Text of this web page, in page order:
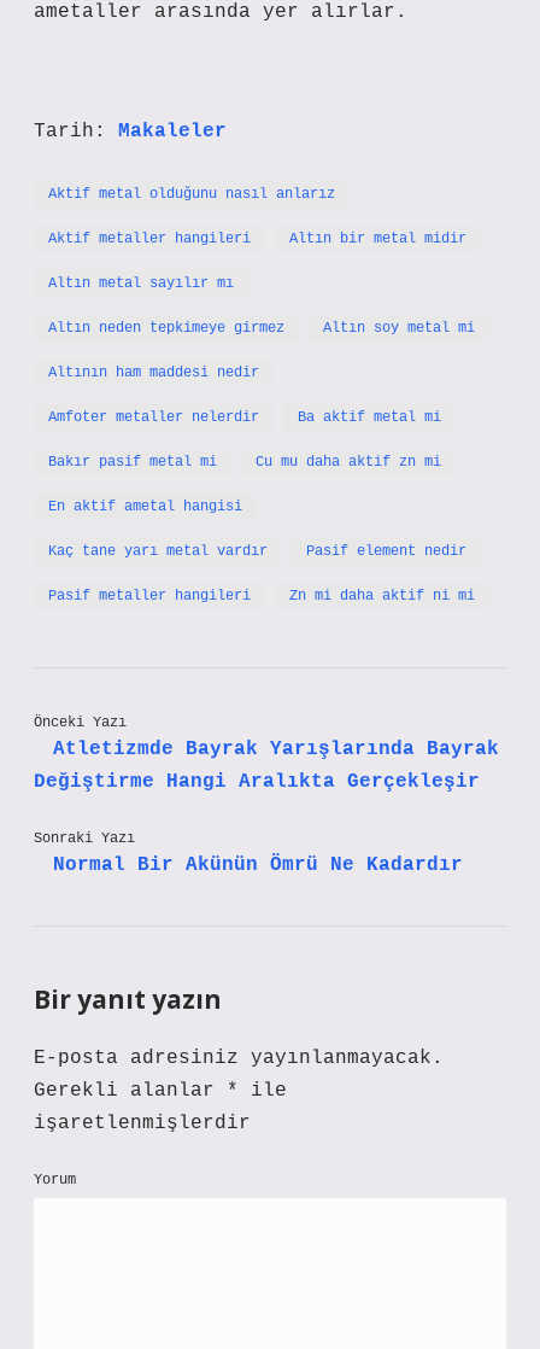
ametaller arasında yer alırlar.
Tarih: Makaleler
Aktif metal olduğunu nasıl anlarız
Aktif metaller hangileri Altın bir metal midir
Altın metal sayılır mı
Altın neden tepkimeye girmez Altın soy metal mi
Altının ham maddesi nedir
Amfoter metaller nelerdir Ba aktif metal mi
Bakır pasif metal mi Cu mu daha aktif zn mi
En aktif ametal hangisi
Kaç tane yarı metal vardır Pasif element nedir
Pasif metaller hangileri Zn mi daha aktif ni mi
Önceki Yazı
Atletizmde Bayrak Yarışlarında Bayrak
Değiştirme Hangi Aralıkta Gerçekleşir
Sonraki Yazı
Normal Bir Akünün Ömrü Ne Kadardır
Bir yanıt yazın
E-posta adresiniz yayınlanmayacak.
Gerekli alanlar
*
ile
işaretlenmişlerdir
Yorum